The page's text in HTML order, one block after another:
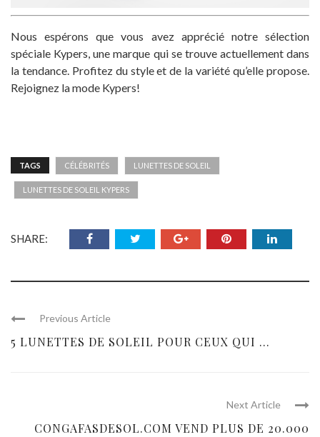
Nous espérons que vous avez apprécié notre sélection
spéciale Kypers, une marque qui se trouve actuellement dans
la tendance. Profitez du style et de la variété qu’elle propose.
Rejoignez la mode Kypers!
TAGS CÉLÉBRITÉS LUNETTES DE SOLEIL
LUNETTES DE SOLEIL KYPERS
SHARE:
Previous Article
5 LUNETTES DE SOLEIL POUR CEUX QUI ...
Next Article
CONGAFASDESOL.COM VEND PLUS DE 20.000